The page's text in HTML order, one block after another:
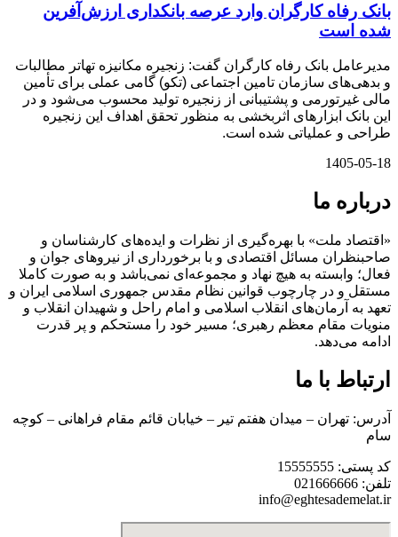
بانک رفاه کارگران وارد عرصه بانکداری ارزش‌آفرین
شده است
مدیرعامل بانک رفاه کارگران گفت: زنجیره مکانیزه تهاتر مطالبات
و بدهی‌های سازمان تامین اجتماعی (تکو) گامی عملی برای تأمین
مالی غیرتورمی و پشتیبانی از زنجیره تولید محسوب می‌شود و در
این بانک ابزارهای اثربخشی به منظور تحقق اهداف این زنجیره
طراحی و عملیاتی شده است.
1405-05-18
درباره ما
«اقتصاد ملت» با بهره‌گیری از نظرات و ایده‌های کارشناسان و
صاحبنظران مسائل اقتصادی و با برخورداری از نیروهای جوان و
فعال؛ وابسته به هیچ نهاد و مجموعه‌ای نمی‌‌باشد و به صورت کاملا
مستقل و در چارچوب قوانین نظام مقدس جمهوری اسلامی ایران و
تعهد به آرمان‌های انقلاب اسلامی و امام راحل و شهیدان انقلاب و
منویات مقام معظم رهبری؛ مسیر خود را مستحکم و پر قدرت
ادامه می‌دهد.
ارتباط با ما
آدرس: تهران – میدان هفتم تیر – خیابان قائم مقام فراهانی – کوچه
سام
کد پستی: 15555555
تلفن: 021666666
info@eghtesademelat.ir